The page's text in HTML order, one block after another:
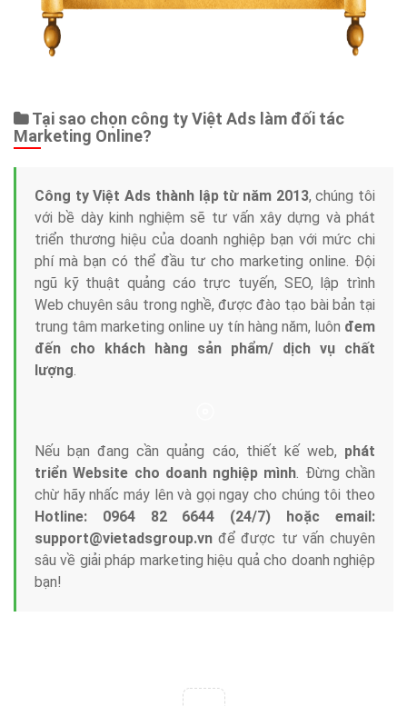
Tại sao chọn công ty Việt Ads làm đối tác
Marketing Online?
Công ty Việt Ads thành lập từ năm 2013, chúng tôi
với bề dày kinh nghiệm sẽ tư vấn xây dựng và phát
triển thương hiệu của doanh nghiệp bạn với mức chi
phí mà bạn có thể đầu tư cho marketing online. Đội
ngũ kỹ thuật quảng cáo trực tuyến, SEO, lập trình
Web chuyên sâu trong nghề, được đào tạo bài bản tại
trung tâm marketing online uy tín hàng năm, luôn đem
đến cho khách hàng sản phẩm/ dịch vụ chất
lượng.
triển Website cho doanh nghiệp mình